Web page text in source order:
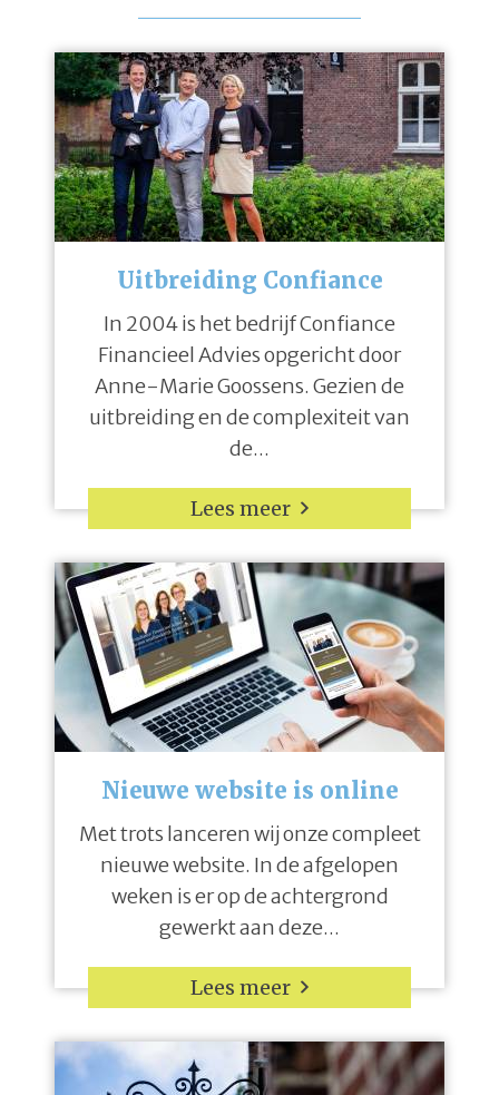
Uitbreiding Confiance
In 2004 is het bedrijf Confiance
Financieel Advies opgericht door
Anne-Marie Goossens. Gezien de
uitbreiding en de complexiteit van
de...
Lees meer
Nieuwe website is online
Met trots lanceren wij onze compleet
nieuwe website. In de afgelopen
weken is er op de achtergrond
gewerkt aan deze...
Lees meer